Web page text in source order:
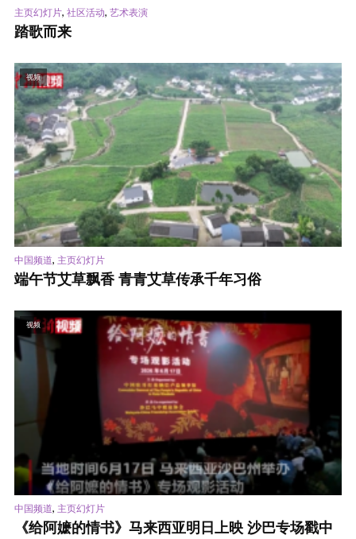
主页幻灯片, 社区活动, 艺术表演
踏歌而来
视频
中国频道, 主页幻灯片
端午节艾草飘香 青青艾草传承千年习俗
视频
中国频道, 主页幻灯片
《给阿嬷的情书》马来西亚明日上映 沙巴专场戳中